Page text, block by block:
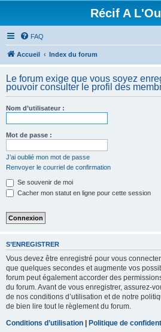
Récif A
FAQ
Accueil Index du forum
Le forum exige que vous soyez
pouvoir consulter le profil des
Nom d’utilisateur :
Mot de passe :
J’ai oublié mon mot de passe
Renvoyer le courriel de confirmation
Se souvenir de moi
Cacher mon statut en ligne pour cette session
S’ENREGISTRER
Vous devez être enregistré pour vous
que quelques secondes et augmente vos
forum peut également accorder des
du forum. Avant de vous enregistrer, assurez-
de nos conditions d’utilisation et de notre
de bien lire tout le règlement du forum.
Conditions d’utilisation | Politique de